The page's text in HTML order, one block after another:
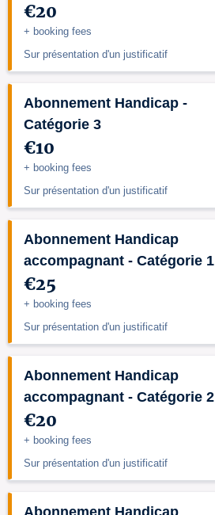
€20
+ booking fees
Sur présentation d'un justificatif
Abonnement Handicap -
Catégorie 3
€10
+ booking fees
Sur présentation d'un justificatif
Abonnement Handicap
accompagnant - Catégorie 1
€25
+ booking fees
Sur présentation d'un justificatif
Abonnement Handicap
accompagnant - Catégorie 2
€20
+ booking fees
Sur présentation d'un justificatif
Abonnement Handicap